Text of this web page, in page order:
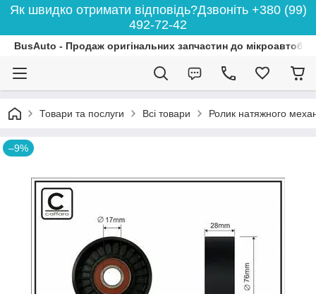
Як швидко отримати відповідь?Дзвоніть +380 (99)
492-72-42
BusAuto - Продаж оригінальних запчастин до
Товари та послуги Всі товари Ролик натяжного
–9%